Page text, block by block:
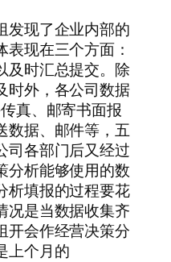
发现了企业内部的
现在三个方面：
及时汇总提交。除
时外，各公司数据
真、邮寄书面报
数据、邮件等，五
司各部门后又经过
分析能够使用的数
析填报的过程要花
况是当数据收集齐
开会作经营决策分
上个月的